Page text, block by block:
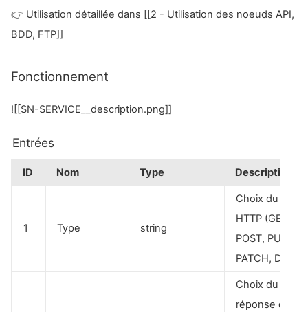
👉 Utilisation détaillée dans [[2 - Utilisation des noeuds API,
BDD, FTP]]
Fonctionnement
![[SN-SERVICE__description.png]]
Entrées
ID Nom Type Description
1 Type string
Choix du verbe
HTTP (GET,
POST, PUT,
PATCH,
Choix du type
réponse de la